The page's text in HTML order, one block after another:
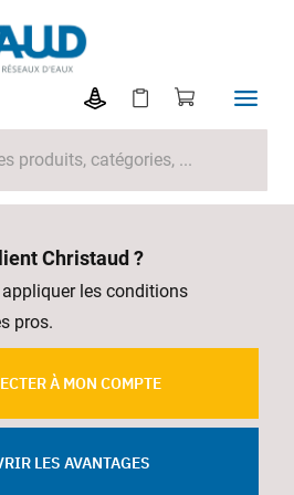
Christaud ?
les conditions
pros.
À MON COMPTE
LES AVANTAGES